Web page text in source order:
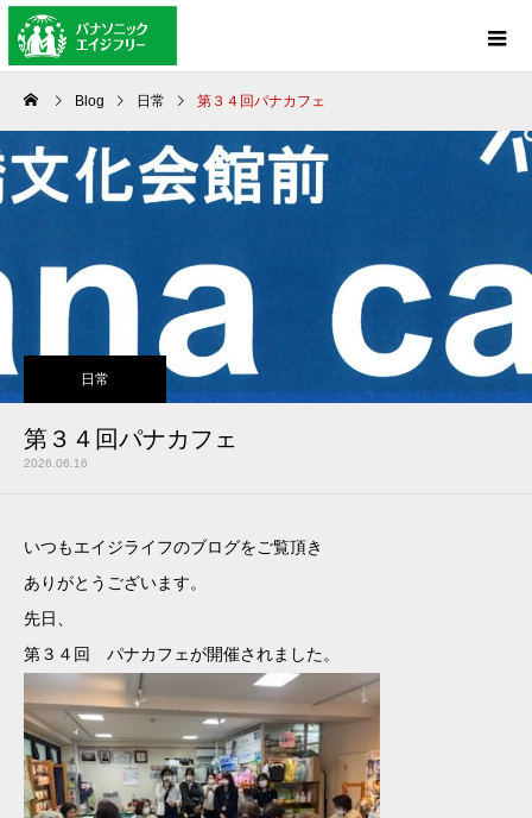
Blog 日常 第３４回パナカフェ
日常
第３４回パナカフェ
2026.06.16
いつもエイジライフのブログをご覧頂き
ありがとうございます。
先日、
第３４回 パナカフェが開催されました。